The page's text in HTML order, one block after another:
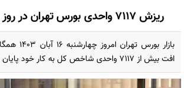
ریزش 7117 واحدی بورس تهران در روز پیروزی ترامپ
بازار بورس
افت بیش از 7117 واحدی شاخص کل به کار خود پایان داد.